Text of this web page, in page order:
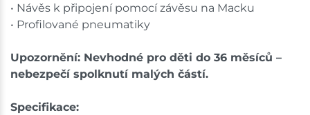
• Návěs k připojení pomocí závěsu na Macku
• Profilované pneumatiky
Upozornění: Nevhodné pro děti do 36 měsíců –
nebezpečí spolknutí malých částí.
Specifikace: